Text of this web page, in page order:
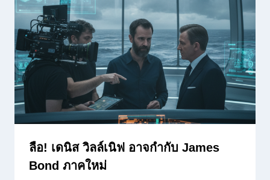
ลือ! เดนิส วิลล์เนิฟ อาจกำกับ James
Bond ภาคใหม่